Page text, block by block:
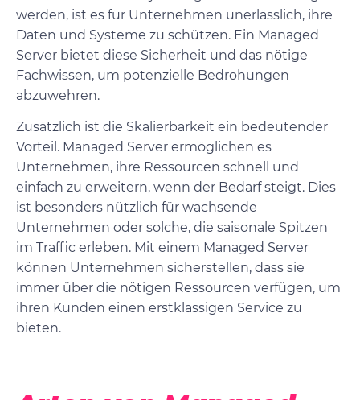
werden, ist es für Unternehmen unerlässlich, ihre
Daten und Systeme zu schützen. Ein Managed
Server bietet diese Sicherheit und das nötige
Fachwissen, um potenzielle Bedrohungen
abzuwehren.
Zusätzlich ist die Skalierbarkeit ein bedeutender
Vorteil. Managed Server ermöglichen es
Unternehmen, ihre Ressourcen schnell und
einfach zu erweitern, wenn der Bedarf steigt. Dies
ist besonders nützlich für wachsende
Unternehmen oder solche, die saisonale Spitzen
im Traffic erleben. Mit einem Managed Server
können Unternehmen sicherstellen, dass sie
immer über die nötigen Ressourcen verfügen, um
ihren Kunden einen erstklassigen Service zu
bieten.